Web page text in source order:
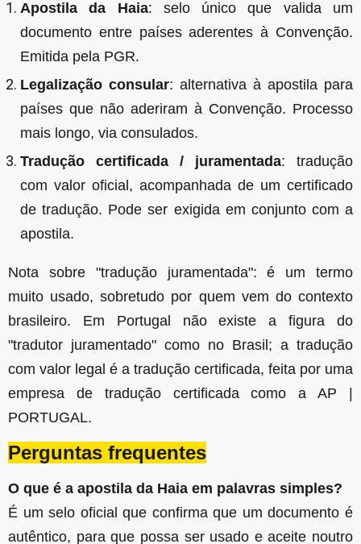
Apostila da Haia: selo único que valida um
documento entre países aderentes à Convenção.
Emitida pela PGR.
Legalização consular: alternativa à apostila para
países que não aderiram à Convenção. Processo
mais longo, via consulados.
Tradução certificada / juramentada: tradução
com valor oficial, acompanhada de um certificado
de tradução. Pode ser exigida em conjunto com a
apostila.
Nota sobre "tradução juramentada": é um termo
muito usado, sobretudo por quem vem do contexto
brasileiro. Em Portugal não existe a figura do
"tradutor juramentado" como no Brasil; a tradução
com valor legal é a tradução certificada, feita por uma
empresa de tradução certificada como a AP |
PORTUGAL.
Perguntas frequentes
O que é a apostila da Haia em palavras simples?
É um selo oficial que confirma que um documento é
autêntico, para que possa ser usado e aceite noutro